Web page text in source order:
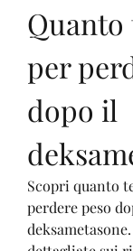
Quanto
per
dopo il
Scopri quanto
perdere peso